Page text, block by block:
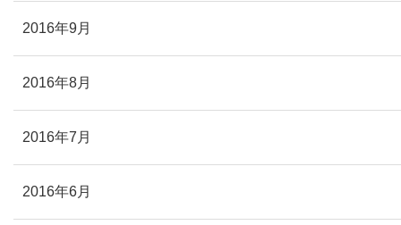
2016年9月
2016年8月
2016年7月
2016年6月